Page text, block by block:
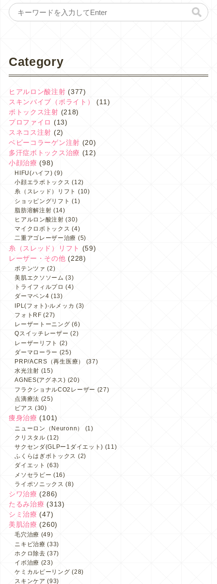
Category
ヒアルロン酸注射 (377)
スキンバイブ（ボライト）
(11)
ボトックス注射 (218)
プロファイロ (13)
スネコス注射 (2)
ベビーコラーゲン注射 (20)
多汗症ボトックス治療 (12)
小顔治療 (98)
HIFU(ハイフ) (9)
小顔エラボトックス (12)
糸（スレッド）リフト (10)
ショッピングリフト (1)
脂肪溶解注射 (14)
ヒアルロン酸注射 (30)
マイクロボトックス (4)
二重アゴレーザー治療 (5)
糸（スレッド）リフト
(59)
レーザー・その他 (228)
ポテンツァ (2)
美肌エクソソーム (3)
トライフィルプロ (4)
ダーマペン4 (13)
IPL(フォト)-ルメッカ (3)
フォトRF (27)
レーザートーニング (6)
Qスイッチレーザー (2)
レーザーリフト (2)
ダーマローラー (25)
PRP/ACRS（再生医療）
(37)
水光注射 (15)
AGNES(アグネス) (20)
フラクショナルCO2レーザー (27)
点滴療法 (25)
ピアス (30)
痩身治療 (101)
ニューロン（Neuronn）
(1)
クリスタル (12)
サクセンダ(GLPー1ダイエット) (11)
ふくらはぎボトックス (2)
ダイエット (63)
メソセラピー (16)
ライポソニックス (8)
シワ治療 (286)
たるみ治療 (313)
シミ治療 (47)
美肌治療 (260)
毛穴治療 (49)
ニキビ治療 (33)
ホクロ除去 (37)
イボ治療 (23)
ケミカルピーリング (28)
スキンケア (93)